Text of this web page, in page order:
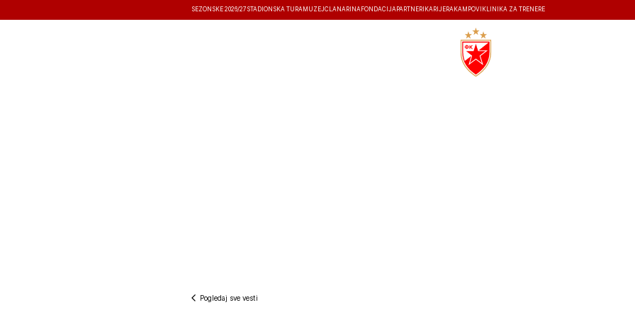
SEZONSKE 2026/27 STADIONSKA TURA MUZEJČLANARINA FONDACIJA PARTNERI KARIJERA KAMPOVI KLINIKA ZA TRENERE
Pogledaj sve vesti